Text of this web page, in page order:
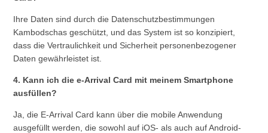
Ihre Daten sind durch die Datenschutzbestimmungen
Kambodschas geschützt, und das System ist so konzipiert,
dass die Vertraulichkeit und Sicherheit personenbezogener
Daten gewährleistet ist.
4. Kann ich die e-Arrival Card mit meinem Smartphone
ausfüllen?
Ja, die E-Arrival Card kann über die mobile Anwendung
ausgefüllt werden, die sowohl auf iOS- als auch auf Android-